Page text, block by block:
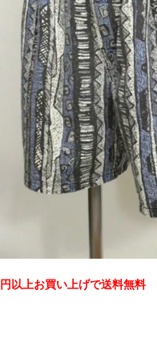
以上お買い上げで送料無料